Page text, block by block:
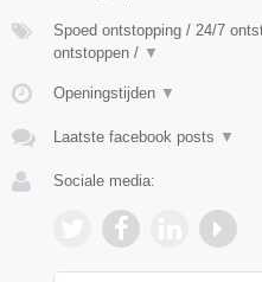
Spoed ontstopping / 24/7
ontstoppen / ▼
Openingstijden ▼
Laatste facebook posts ▼
Sociale media: